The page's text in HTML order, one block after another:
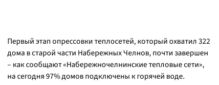
Первый этап опрессовки теплосетей, который охватил 322
дома в старой части Набережных Челнов, почти завершен
– как сообщают «Набережночелнинские тепловые сети»,
на сегодня 97% домов подключены к горячей воде.